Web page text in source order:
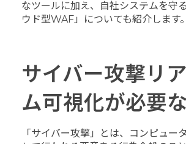
なツールに加え、自社システムを守
ウド型WAF」についても紹介します。
サイバー攻撃リ
ム可視化が必要
「サイバー攻撃」とは、コンピュー